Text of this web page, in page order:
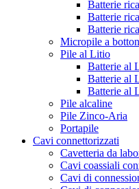
Batterie
Batterie
Batterie
Micropile a
Pile al Litio
Batterie al
Batterie al
Batterie al
Pile alcaline
Pile Zinco-Aria
Portapile
Cavi connettorizzati
Cavetteria da
Cavi coassiali
Cavi di